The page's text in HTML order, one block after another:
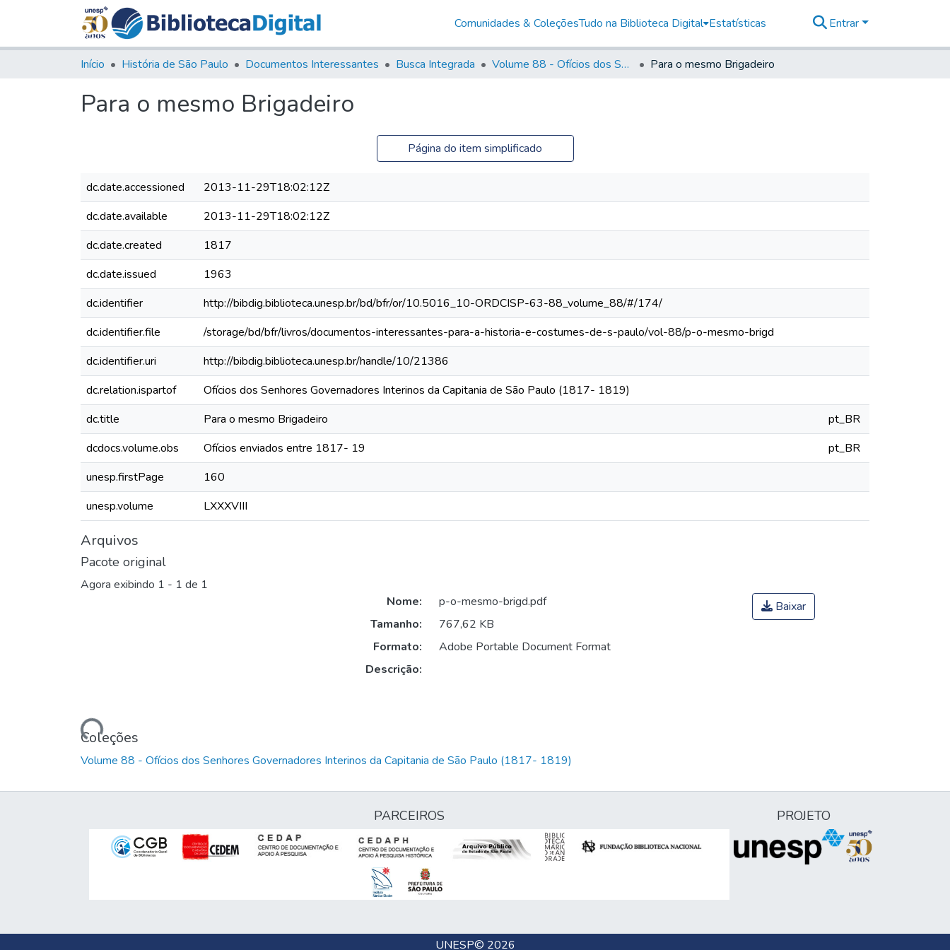
Comunidades & ColeçõesTudo na Biblioteca Digital Estatísticas Entrar
Início História de São Paulo Documentos Interessantes Busca Integrada Volume 88 - Ofícios dos Senhores Governadores Interinos da Capitania de São Paulo (1817- 1819) Para o mesmo Brigadeiro
Para o mesmo Brigadeiro
Página do item simplificado
dc.date.accessioned
2013-11-29T18:02:12Z
dc.date.available
2013-11-29T18:02:12Z
dc.date.created
1817
dc.date.issued
1963
dc.identifier
http://bibdig.biblioteca.unesp.br/bd/bfr/or/10.5016_10-ORDCISP-63-88_volume_88/#/174/
dc.identifier.file
/storage/bd/bfr/livros/documentos-interessantes-para-a-historia-e-costumes-de-s-paulo/vol-88/p-o-mesmo-brigd
dc.identifier.uri
http://bibdig.biblioteca.unesp.br/handle/10/21386
dc.relation.ispartof
Ofícios dos Senhores Governadores Interinos da Capitania de São Paulo (1817- 1819)
dc.title
Para o mesmo Brigadeiro
pt_BR
dcdocs.volume.obs
Ofícios enviados entre 1817- 19
pt_BR
unesp.firstPage
160
unesp.volume
LXXXVIII
Arquivos
Pacote original
Agora exibindo 1 - 1 de 1
Carregando...
Nome:
p-o-mesmo-brigd.pdf
Tamanho:
767,62 KB
Formato:
Adobe Portable Document Format
Descrição:
Baixar
Coleções
Volume 88 - Ofícios dos Senhores Governadores Interinos da Capitania de São Paulo (1817- 1819)
PARCEIROS PROJETO
UNESP© 2026